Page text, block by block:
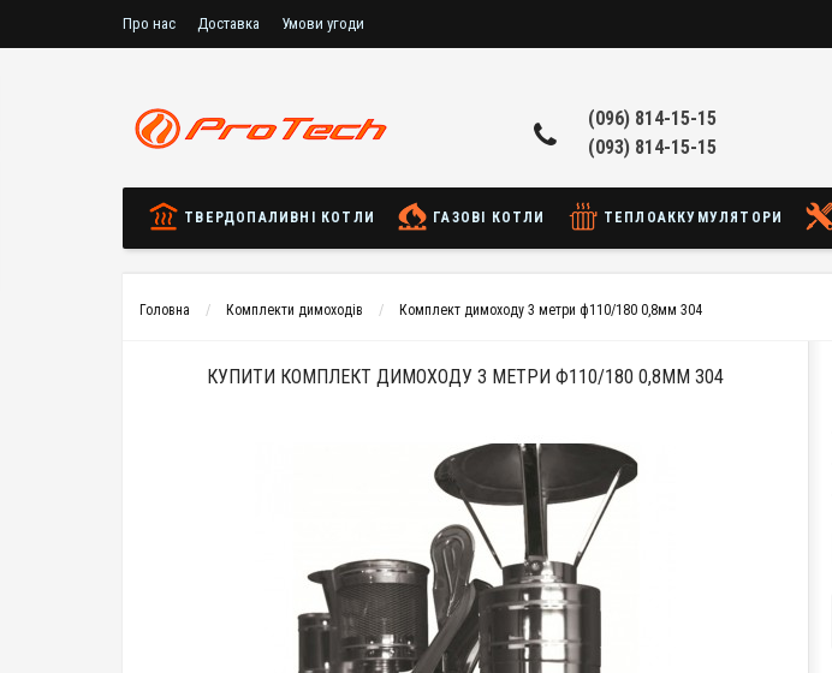
Про нас Доставка Умови угоди
(096) 814-15-15
(093) 814-15-15
ТВЕРДОПАЛИВНІ КОТЛИ ГАЗОВІ КОТЛИ ТЕПЛОАККУМУЛЯТОРИ
Головна Комплекти димоходів Комплект димоходу 3 метри ф110/180 0,8мм 304
КУПИТИ КОМПЛЕКТ ДИМОХОДУ 3 МЕТРИ Ф110/180 0,8ММ 304